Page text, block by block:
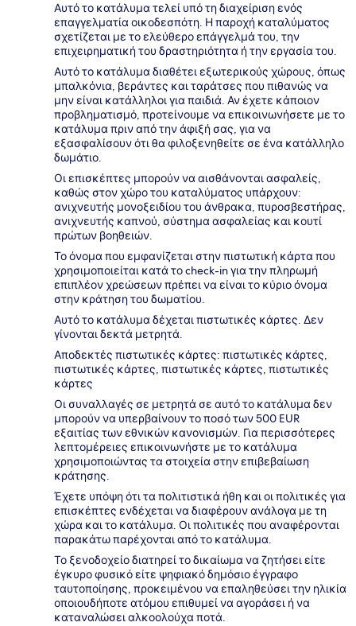
Αυτό το κατάλυμα τελεί υπό τη διαχείριση ενός
επαγγελματία οικοδεσπότη. Η παροχή καταλύματος
σχετίζεται με το ελεύθερο επάγγελμά του, την
επιχειρηματική του δραστηριότητα ή την εργασία του.
Αυτό το κατάλυμα διαθέτει εξωτερικούς χώρους, όπως
μπαλκόνια, βεράντες και ταράτσες που πιθανώς να
μην είναι κατάλληλοι για παιδιά. Αν έχετε κάποιον
προβληματισμό, προτείνουμε να επικοινωνήσετε με το
κατάλυμα πριν από την άφιξή σας, για να
εξασφαλίσουν ότι θα φιλοξενηθείτε σε ένα κατάλληλο
δωμάτιο.
Οι επισκέπτες μπορούν να αισθάνονται ασφαλείς,
καθώς στον χώρο του καταλύματος υπάρχουν:
ανιχνευτής μονοξειδίου του άνθρακα, πυροσβεστήρας,
ανιχνευτής καπνού, σύστημα ασφαλείας και κουτί
πρώτων βοηθειών.
Το όνομα που εμφανίζεται στην πιστωτική κάρτα που
χρησιμοποιείται κατά το check-in για την πληρωμή
επιπλέον χρεώσεων πρέπει να είναι το κύριο όνομα
στην κράτηση του δωματίου.
Αυτό το κατάλυμα δέχεται πιστωτικές κάρτες. Δεν
γίνονται δεκτά μετρητά.
Αποδεκτές πιστωτικές κάρτες: πιστωτικές κάρτες,
πιστωτικές κάρτες, πιστωτικές κάρτες, πιστωτικές
κάρτες
Οι συναλλαγές σε μετρητά σε αυτό το κατάλυμα δεν
μπορούν να υπερβαίνουν το ποσό των 500 EUR
εξαιτίας των εθνικών κανονισμών. Για περισσότερες
λεπτομέρειες επικοινωνήστε με το κατάλυμα
χρησιμοποιώντας τα στοιχεία στην επιβεβαίωση
κράτησης.
Έχετε υπόψη ότι τα πολιτιστικά ήθη και οι πολιτικές για
επισκέπτες ενδέχεται να διαφέρουν ανάλογα με τη
χώρα και το κατάλυμα. Οι πολιτικές που αναφέρονται
παρακάτω παρέχονται από το κατάλυμα.
Το ξενοδοχείο διατηρεί το δικαίωμα να ζητήσει είτε
έγκυρο φυσικό είτε ψηφιακό δημόσιο έγγραφο
ταυτοποίησης, προκειμένου να επαληθεύσει την ηλικία
οποιουδήποτε ατόμου επιθυμεί να αγοράσει ή να
καταναλώσει αλκοολούχα ποτά.